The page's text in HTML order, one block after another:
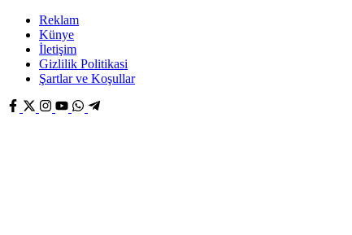
Reklam
Künye
İletişim
Gizlilik Politikasi
Şartlar ve Koşullar